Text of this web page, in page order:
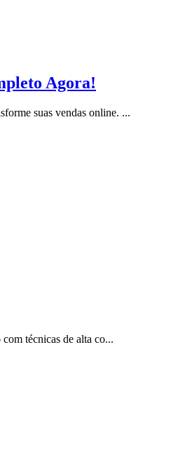
Agora!
suas vendas online. ...
técnicas de alta co...